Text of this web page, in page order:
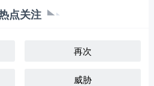
点关注
再次
威胁